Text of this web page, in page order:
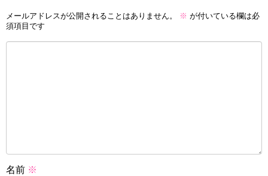
メールアドレスが公開されることはありません。 ※ が付いている欄は必
須項目です
名前 ※